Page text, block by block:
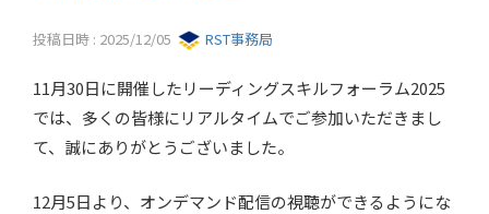
投稿日時 : 2025/12/05 RST事務局
11月30日に開催したリーディングスキルフォーラム2025
では、多くの皆様にリアルタイムでご参加いただきまし
て、誠にありがとうございました。
12月5日より、オンデマンド配信の視聴ができるようにな